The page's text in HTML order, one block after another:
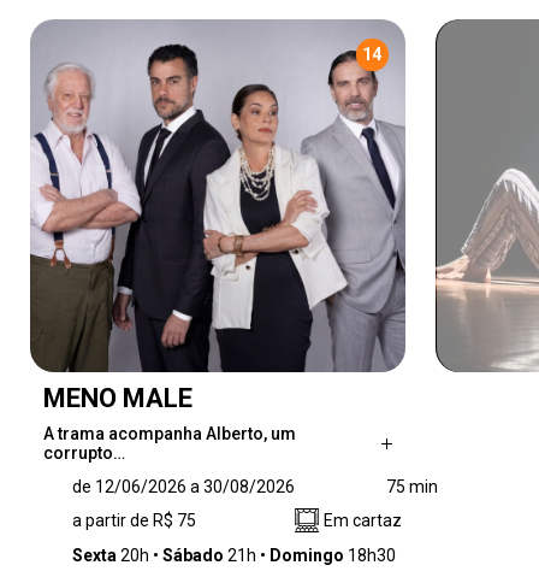
14
MENO MALE
A trama acompanha Alberto, um
corrupto…
Secretário de Estado que vive um casamento
infeliz com sua assessora, Luísa, enquanto
tenta manter em segredo um romance com a
de 12/06/2026 a 30/08/2026
75 min
a partir de R$ 75
Em cartaz
Sexta 20h Sábado 21h Domingo 18h30